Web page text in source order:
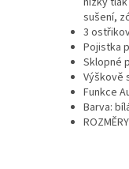
sušení,
3
Pojistka
Sklopné
Výškově
Funkce
Barva: